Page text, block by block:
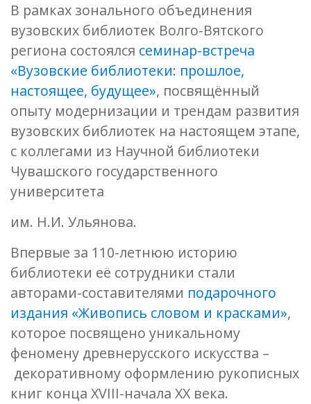
В рамках зонального объединения
вузовских библиотек Волго-Вятского
региона состоялся семинар-встреча
«Вузовские библиотеки: прошлое,
настоящее, будущее», посвящённый
опыту модернизации и трендам развития
вузовских библиотек на настоящем этапе,
с коллегами из Научной библиотеки
Чувашского государственного
университета
им. Н.И. Ульянова.
Впервые за 110-летнюю историю
библиотеки её сотрудники стали
авторами-составителями подарочного
издания «Живопись словом и красками»,
которое посвящено уникальному
феномену древнерусского искусства –
декоративному оформлению рукописных
книг конца XVIII-начала XX века.